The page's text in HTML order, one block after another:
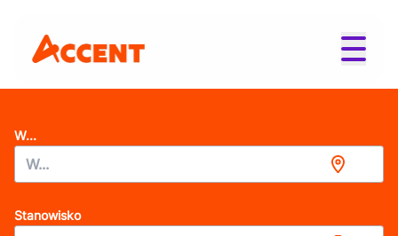
W...
Stanowisko